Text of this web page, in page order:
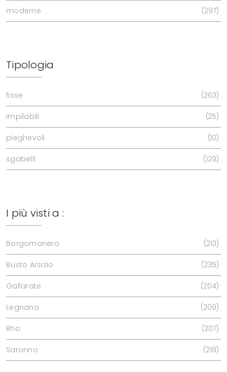
moderne 297
Tipologia
fisse 263
impilabili 25
pieghevoli 10
sgabelli 129
I più visti a :
Borgomanero 213
Busto Arsizio 235
Gallarate 204
Legnano 209
Rho 207
Saronno 219